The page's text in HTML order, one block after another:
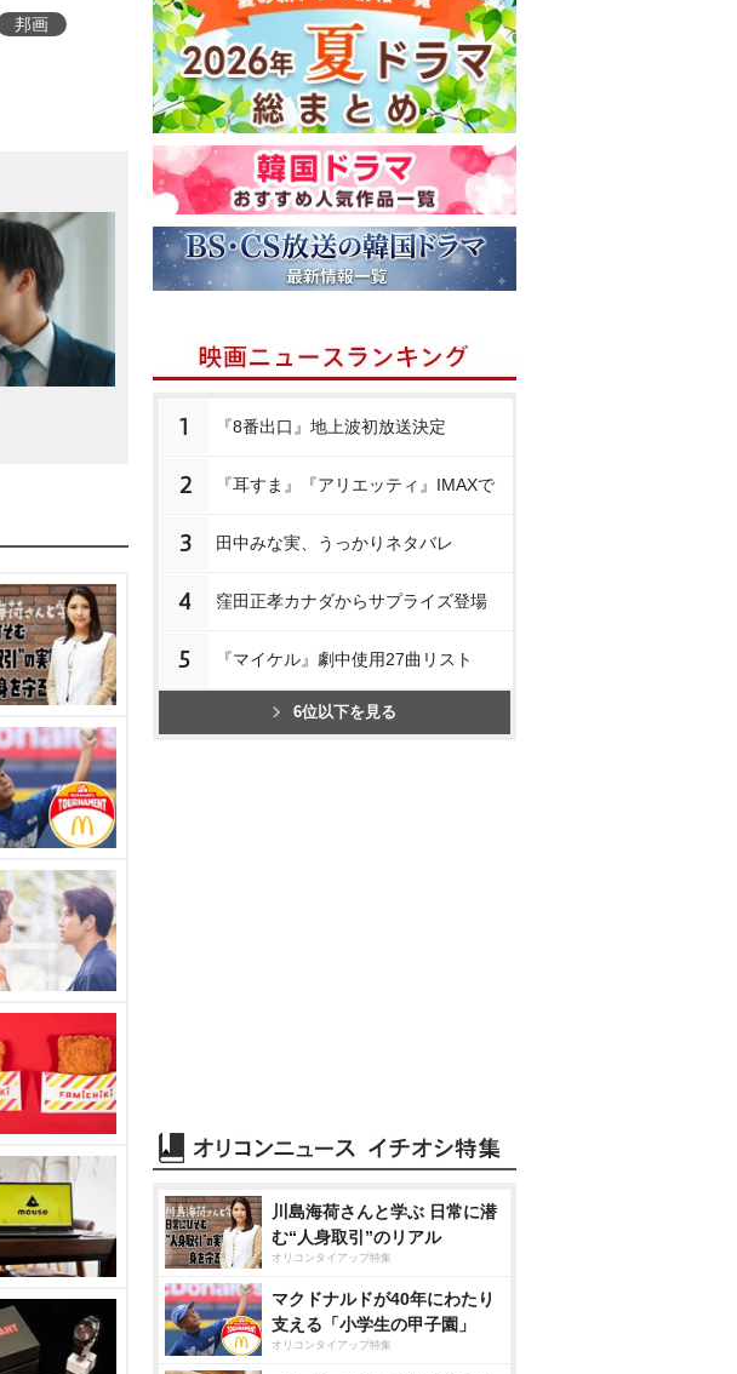
邦画
1 『8番出口』地上波初放送決定
2 『耳すま』『アリエッティ』IMAXで
3 田中みな実、うっかりネタバレ
4 窪田正孝カナダからサプライズ登場
5 『マイケル』劇中使用27曲リスト
6位以下を見る
川島海荷さんと学ぶ 日常に潜
む“人身取引”のリアル
オリコンタイアップ特集
マクドナルドが40年にわたり
支える「小学生の甲子園」
オリコンタイアップ特集